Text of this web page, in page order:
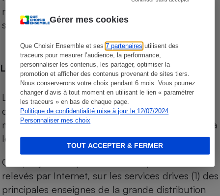
Gérer mes cookies
Que Choisir Ensemble et ses7 partenaires utilisent des
traceurs pour mesurer l’audience, la performance,
personnaliser les contenus, les partager, optimiser la
promotion et afficher des contenus provenant de sites tiers.
Nous conserverons votre choix pendant 6 mois. Vous pourrez
changer d’avis à tout moment en utilisant le lien « paramétrer
les traceurs » en bas de chaque page.
Politique de confidentialité mise à jour le 12/07/2024
Personnaliser mes choix
TOUT ACCEPTER & FERMER
niveau de prix des supermarchés, géolocalisés
sur le territoire français.
Les comparaisons de prix
Les comparaisons sont réalisées sur l’ensemble
des produits des magasins. Les produits de
marques de distributeurs (MDD) sont comparés à
leurs équivalents chez leurs concurrents.
Chaque jour, les prix de tous les produits sont
relevés par Internet, sur les services drives (1) des
principales enseignes de la grande distribution